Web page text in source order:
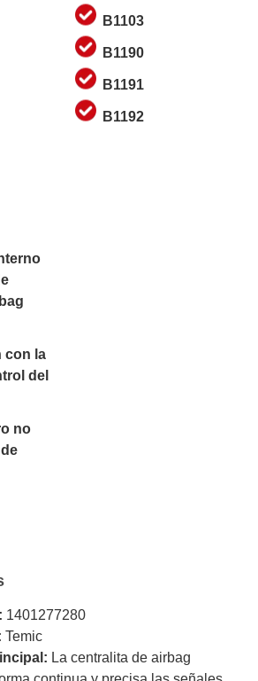
B1103
B1190
B1191
B1192
con la
del
no
1401277280
Temic
La centralita de airbag